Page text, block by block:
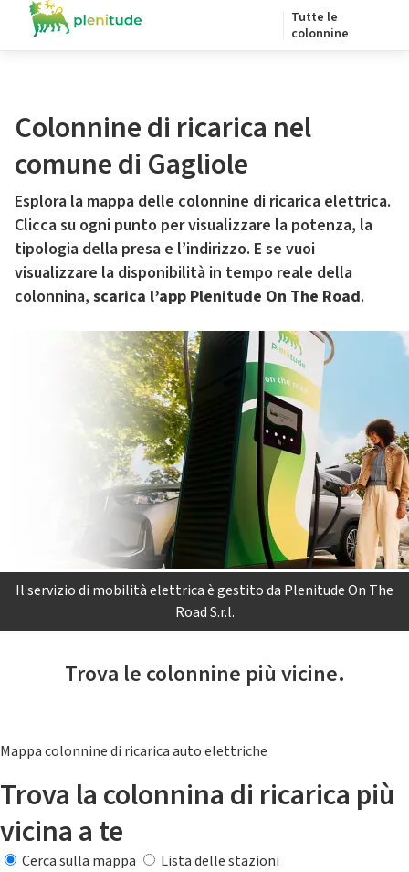
Tutte le
colonnine
Colonnine di ricarica nel
comune di Gagliole
Esplora la mappa delle colonnine di ricarica elettrica.
Clicca su ogni punto per visualizzare la potenza, la
tipologia della presa e l’indirizzo. E se vuoi
visualizzare la disponibilità in tempo reale della
colonnina, scarica l’app Plenitude On The Road.
Il servizio di mobilità elettrica è gestito da Plenitude On The
Road S.r.l.
Trova le colonnine più vicine.
Mappa colonnine di ricarica auto elettriche
Trova la colonnina di ricarica più
vicina a te
Cerca sulla mappa
Lista delle stazioni